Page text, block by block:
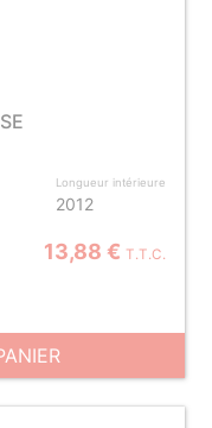
Longueur intérieure
2012
13,88 € T.T.C.